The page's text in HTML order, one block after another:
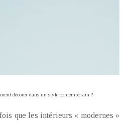
décorer dans un style contemporain ?
que les intérieurs « modernes »